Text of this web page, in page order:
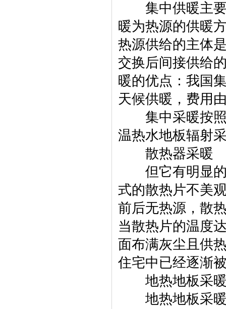
集中供暖主要
暖为热源的供暖
热源供给的主体
交换后间接供给
暖的优点：我国
天候供暖，费用
集中采暖按照
温热水地板辐射
散热器采暖
但它有明显的
式的散热片不美
前后无热源，散
当散热片的温度
面布满灰尘且供
住宅中已经逐渐
地热地板采
地热地板采暖